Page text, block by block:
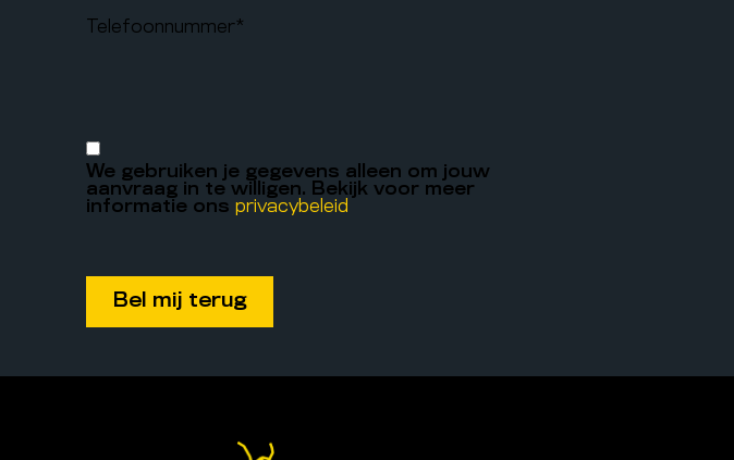
Telefoonnummer*
We gebruiken je gegevens alleen om jouw
aanvraag in te willigen. Bekijk voor meer
informatie onsprivacybeleid